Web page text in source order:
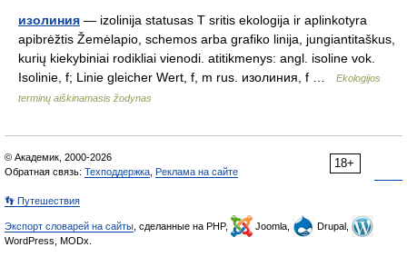
изолиния — izolinija statusas T sritis ekologija ir aplinkotyra
apibrėžtis Žemėlapio, schemos arba grafiko linija, jungiantitaškus,
kurių kiekybiniai rodikliai vienodi. atitikmenys: angl. isoline vok.
Isolinie, f; Linie gleicher Wert, f, m rus. изолиния, f …
Ekologijos
terminų aiškinamasis žodynas
18+
© Академик, 2000-2026
Обратная связь: Техподдержка Реклама на сайте
👣 Путешествия
Экспорт словарей на сайты , сделанные на PHP, Joomla,
Drupal,
WordPress, MODx.